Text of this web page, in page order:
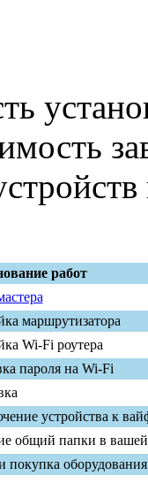
работ
маршрутизатора
Wi-Fi роутера
пароля на Wi-Fi
устройства к
общий папки в вашей
покупка оборудования